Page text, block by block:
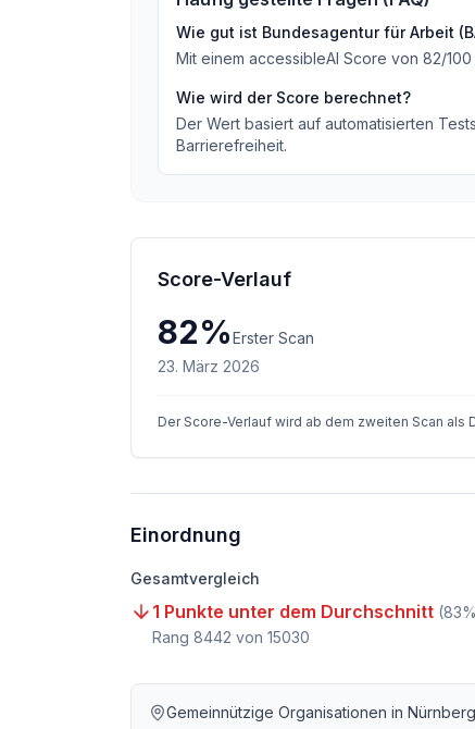
Wie gut ist Bundesagentur für Arbeit
Mit einem accessibleAI Score von 82/100
Wie wird der Score berechnet?
Der Wert basiert auf automatisierten
Barrierefreiheit.
Score-Verlauf
82%Erster Scan
23. März 2026
Der Score-Verlauf wird ab dem zweiten Scan als
Einordnung
Gesamtvergleich
1 Punkte unter dem Durchschnitt (83
Rang 8442 von 15030
Gemeinnützige Organisationen in Nürnberg